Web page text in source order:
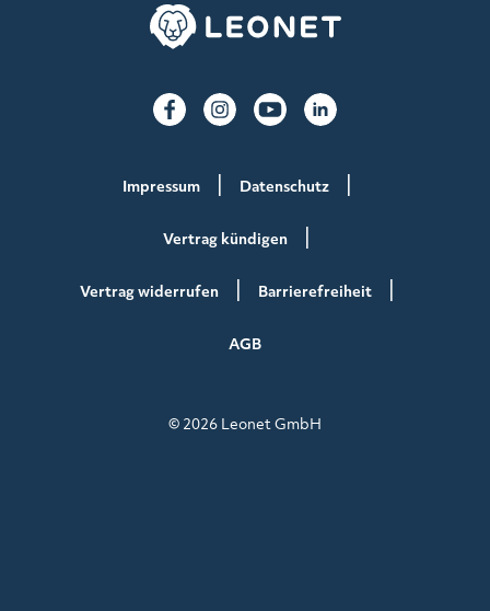
Impressum Datenschutz
Vertrag kündigen
Vertrag widerrufen Barrierefreiheit
AGB
© 2026 Leonet GmbH